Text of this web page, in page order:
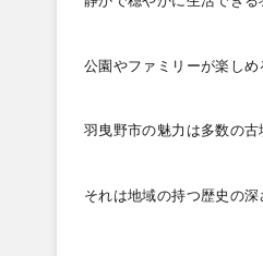
公園やファミリーが楽し
羽曳野市の魅力は多数の古
それは地域の持つ歴史の深